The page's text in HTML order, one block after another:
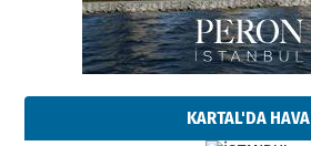
KARTAL'DA HAVA